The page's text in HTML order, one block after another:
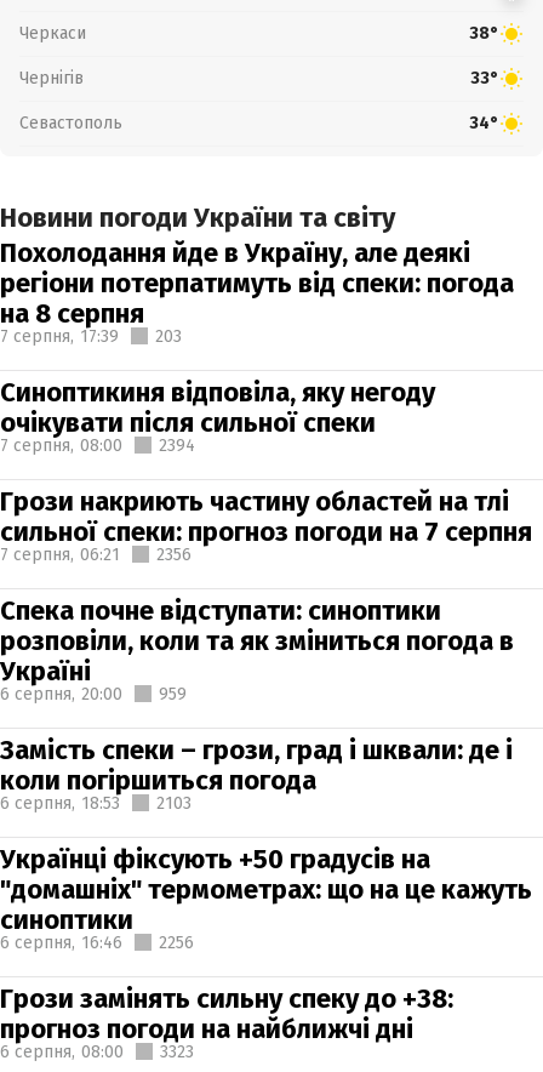
Черкаси 38°
Чернігів 33°
Севастополь 34°
Новини погоди України та світу
Похолодання йде в Україну, але деякі
регіони потерпатимуть від спеки: погода
на 8 серпня
7 серпня, 17:39 203
Синоптикиня відповіла, яку негоду
очікувати після сильної спеки
7 серпня, 08:00 2394
Грози накриють частину областей на тлі
сильної спеки: прогноз погоди на 7 серпня
7 серпня, 06:21 2356
Спека почне відступати: синоптики
розповіли, коли та як зміниться погода в
Україні
6 серпня, 20:00 959
Замість спеки – грози, град і шквали: де і
коли погіршиться погода
6 серпня, 18:53 2103
Українці фіксують +50 градусів на
"домашніх" термометрах: що на це кажуть
синоптики
6 серпня, 16:46 2256
Грози замінять сильну спеку до +38:
прогноз погоди на найближчі дні
6 серпня, 08:00 3323